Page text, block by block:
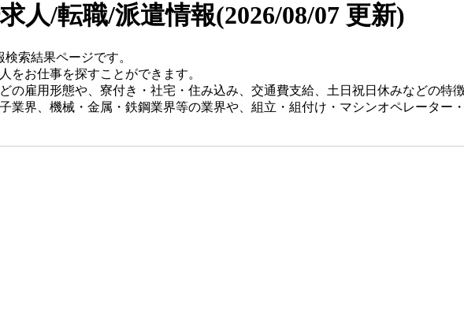
人/転職/派遣情報(2026/08/07 更新)
索結果ページです。
をお仕事を探すことができます。
の雇用形態や、寮付き・社宅・住み込み、交通費支給、土日祝日休みなどの特
業界、機械・金属・鉄鋼業界等の業界や、組立・組付け・マシンオペレーター